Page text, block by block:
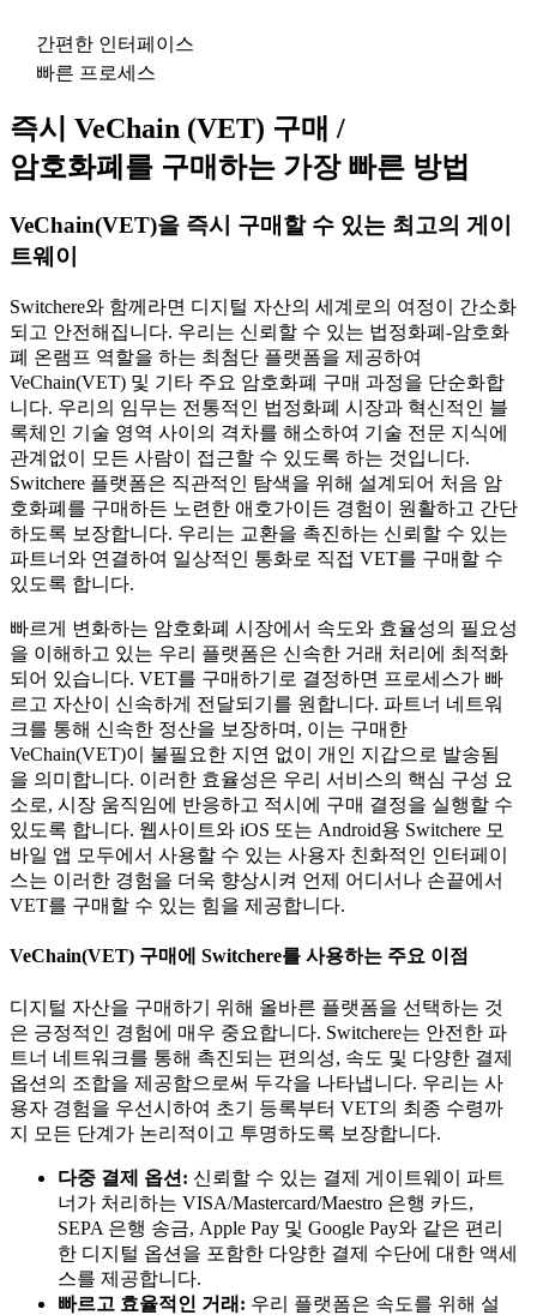
간편한 인터페이스
빠른 프로세스
즉시 VeChain (VET) 구매 /
암호화폐를 구매하는 가장 빠른 방법
VeChain(VET)을 즉시 구매할 수 있는 최고의 게이
트웨이
Switchere와 함께라면 디지털 자산의 세계로의 여정이 간소화
되고 안전해집니다. 우리는 신뢰할 수 있는 법정화폐-암호화
폐 온램프 역할을 하는 최첨단 플랫폼을 제공하여
VeChain(VET) 및 기타 주요 암호화폐 구매 과정을 단순화합
니다. 우리의 임무는 전통적인 법정화폐 시장과 혁신적인 블
록체인 기술 영역 사이의 격차를 해소하여 기술 전문 지식에
관계없이 모든 사람이 접근할 수 있도록 하는 것입니다.
Switchere 플랫폼은 직관적인 탐색을 위해 설계되어 처음 암
호화폐를 구매하든 노련한 애호가이든 경험이 원활하고 간단
하도록 보장합니다. 우리는 교환을 촉진하는 신뢰할 수 있는
파트너와 연결하여 일상적인 통화로 직접 VET를 구매할 수
있도록 합니다.
빠르게 변화하는 암호화폐 시장에서 속도와 효율성의 필요성
을 이해하고 있는 우리 플랫폼은 신속한 거래 처리에 최적화
되어 있습니다. VET를 구매하기로 결정하면 프로세스가 빠
르고 자산이 신속하게 전달되기를 원합니다. 파트너 네트워
크를 통해 신속한 정산을 보장하며, 이는 구매한
VeChain(VET)이 불필요한 지연 없이 개인 지갑으로 발송됨
을 의미합니다. 이러한 효율성은 우리 서비스의 핵심 구성 요
소로, 시장 움직임에 반응하고 적시에 구매 결정을 실행할 수
있도록 합니다. 웹사이트와 iOS 또는 Android용 Switchere 모
바일 앱 모두에서 사용할 수 있는 사용자 친화적인 인터페이
스는 이러한 경험을 더욱 향상시켜 언제 어디서나 손끝에서
VET를 구매할 수 있는 힘을 제공합니다.
VeChain(VET) 구매에 Switchere를 사용하는 주요 이점
디지털 자산을 구매하기 위해 올바른 플랫폼을 선택하는 것
은 긍정적인 경험에 매우 중요합니다. Switchere는 안전한 파
트너 네트워크를 통해 촉진되는 편의성, 속도 및 다양한 결제
옵션의 조합을 제공함으로써 두각을 나타냅니다. 우리는 사
용자 경험을 우선시하여 초기 등록부터 VET의 최종 수령까
지 모든 단계가 논리적이고 투명하도록 보장합니다.
다중 결제 옵션: 신뢰할 수 있는 결제 게이트웨이 파트
너가 처리하는 VISA/Mastercard/Maestro 은행 카드,
SEPA 은행 송금, Apple Pay 및 Google Pay와 같은 편리
한 디지털 옵션을 포함한 다양한 결제 수단에 대한 액세
스를 제공합니다.
빠르고 효율적인 거래: 우리 플랫폼은 속도를 위해 설